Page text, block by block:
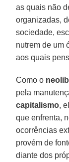
as quais não
organizadas,
sociedade,
nutrem de um
aos quais
Como o
pela
capitalismo,
que enfrenta,
ocorrências
provém de
diante dos